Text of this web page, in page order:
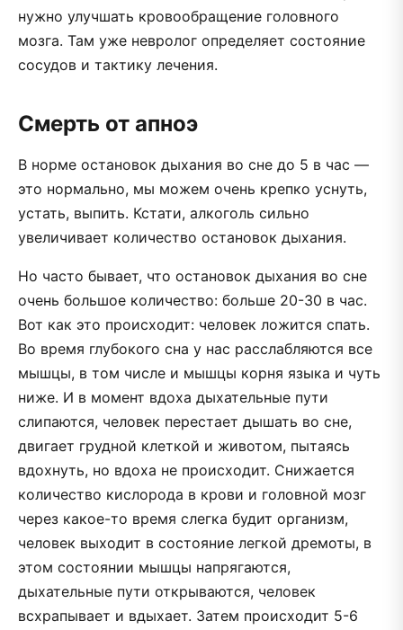
нужно улучшать кровообращение головного
мозга. Там уже невролог определяет состояние
сосудов и тактику лечения.
Смерть от апноэ
В норме остановок дыхания во сне до 5 в час —
это нормально, мы можем очень крепко уснуть,
устать, выпить. Кстати, алкоголь сильно
увеличивает количество остановок дыхания.
Но часто бывает, что остановок дыхания во сне
очень большое количество: больше 20-30 в час.
Вот как это происходит: человек ложится спать.
Во время глубокого сна у нас расслабляются все
мышцы, в том числе и мышцы корня языка и чуть
ниже. И в момент вдоха дыхательные пути
слипаются, человек перестает дышать во сне,
двигает грудной клеткой и животом, пытаясь
вдохнуть, но вдоха не происходит. Снижается
количество кислорода в крови и головной мозг
через какое-то время слегка будит организм,
человек выходит в состояние легкой дремоты, в
этом состоянии мышцы напрягаются,
дыхательные пути открываются, человек
всхрапывает и вдыхает. Затем происходит 5-6